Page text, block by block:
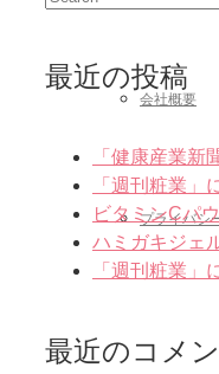
会社概要
プライバシ
最近の投稿
「健康産業新
「週刊粧業」
ビタミンCパ
ハミガキジェ
「週刊粧業」
最近のコメ